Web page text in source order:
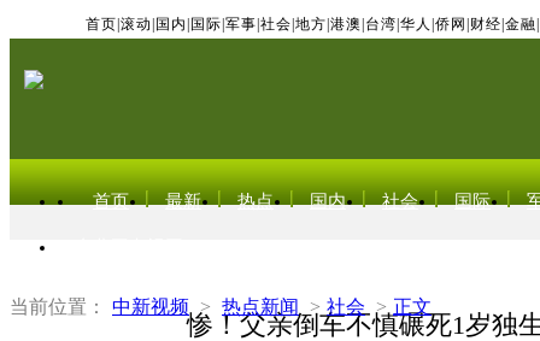
首页 滚动 国内 国际 军事 社会 地方 港澳 台湾 华人 侨网 财经 金融
首页 最新 热点 国内 社会 国际
当前位置： 中新视频 > 热点新闻 > 社会 > 正文
惨！父亲倒车不慎碾死1岁独